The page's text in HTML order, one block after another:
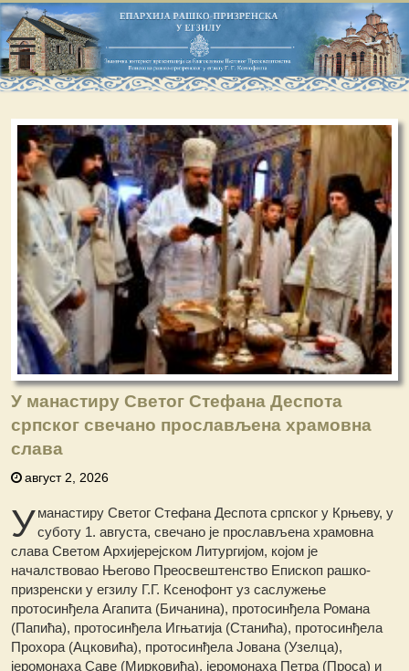
У манастиру Светог Стефана Деспота
српског свечано прослављена храмовна
слава
август 2, 2026
Уманастиру Светог Стефана Деспота српског у Крњеву, у
суботу 1. августа, свечано је прослављена храмовна
слава Светом Архијерејском Литургијом, којом је
началствовао Његово Преосвештенство Eпископ рашко-
призренски у егзилу Г.Г. Ксенофонт уз саслужење
протосинђела Агапита (Бичанина), протосинђела Романа
(Папића), протосинђела Игњатија (Станића), протосинђела
Прохора (Ацковића), протосинђела Јована (Узелца),
јеромонаха Саве (Мирковића), јеромонаха Петра (Проса) и